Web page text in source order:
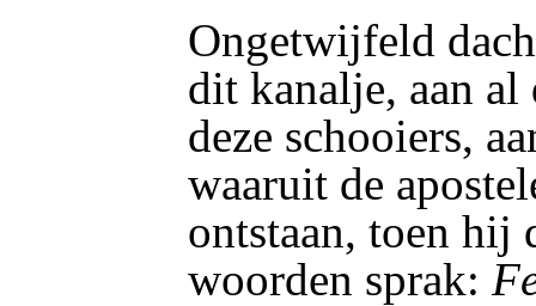
Ongetwijfeld
dit kanalje, aan al
deze schooiers,
waaruit de
ontstaan, toen hij
woorden sprak: